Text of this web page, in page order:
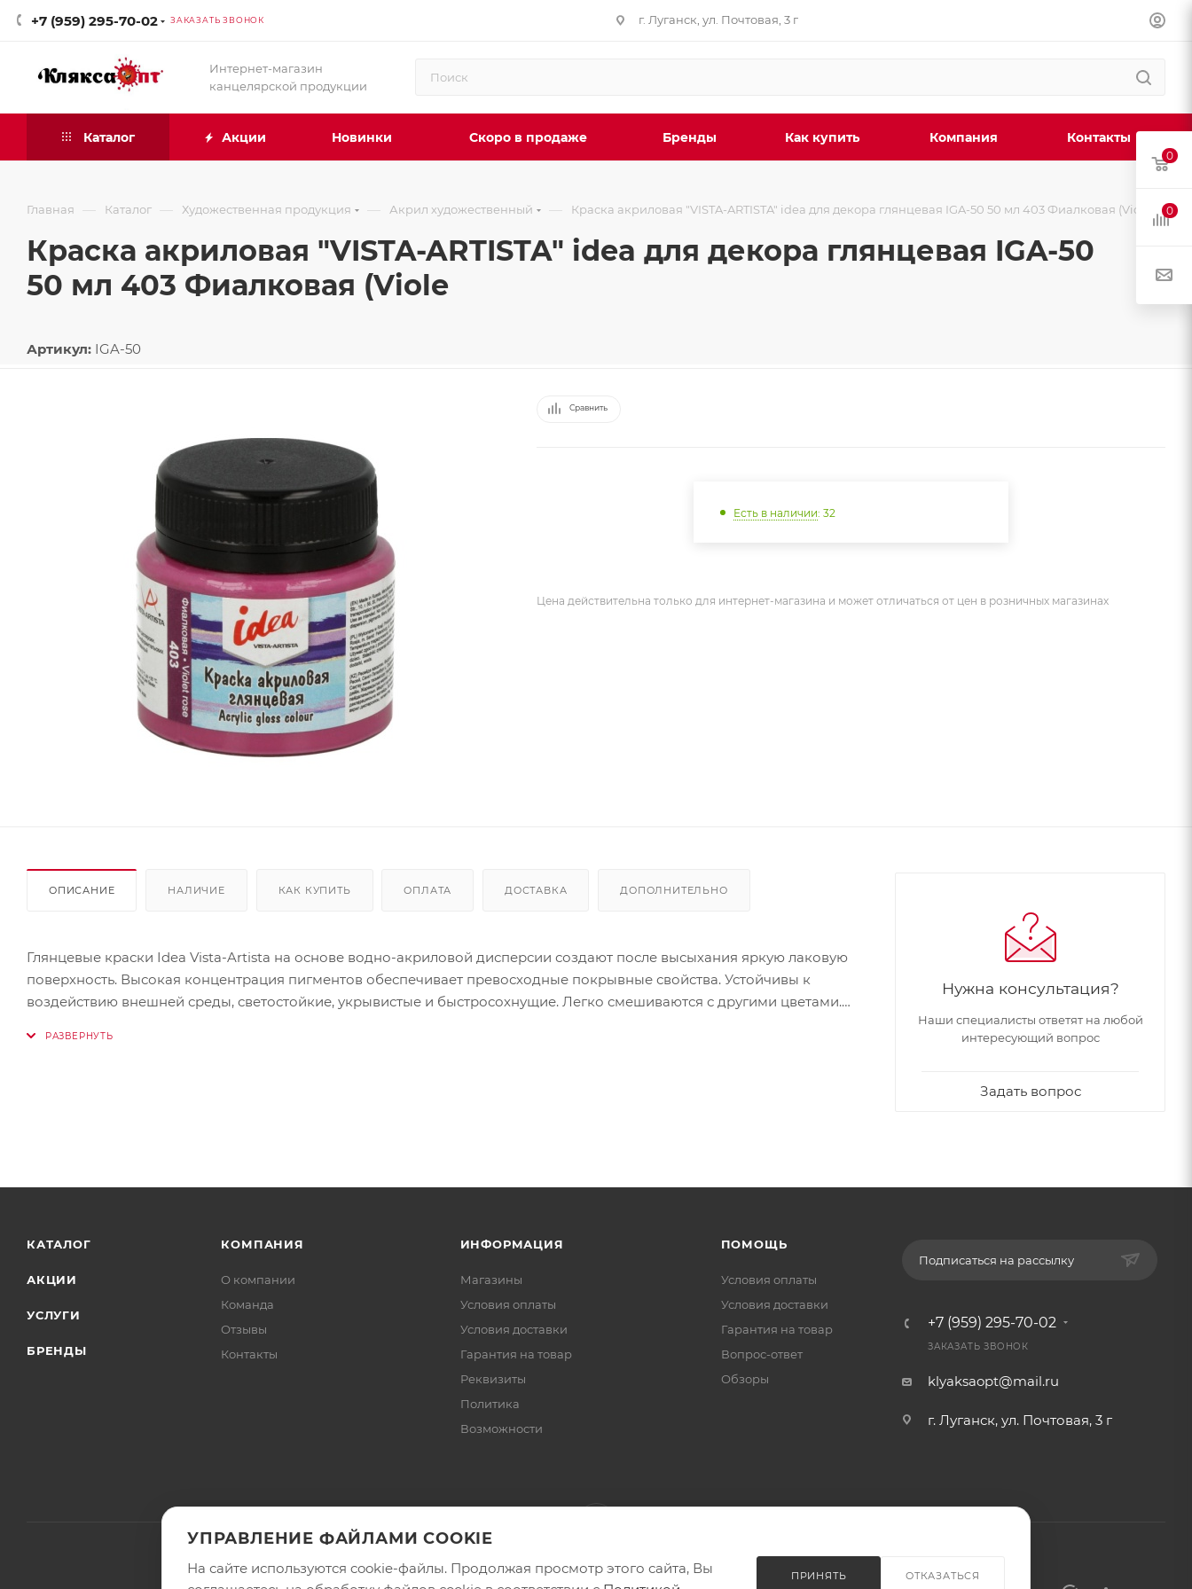
+7 (959) 295-70-02 ЗАКАЗАТЬ ЗВОНОК г. Луганск, ул. Почтовая, 3 г
Интернет-магазин
канцелярской продукции
Каталог Акции Новинки Скоро в продаже Бренды Как купить Компания Контакты
Главная — Каталог — Художественная продукция — Акрил художественный — Краска акриловая "VISTA-ARTISTA" idea для декора глянцевая IGA-50 50 мл 403 Фиалковая (Viole
Краска акриловая "VISTA-ARTISTA" idea для декора глянцевая IGA-50
50 мл 403 Фиалковая (Viole
Артикул: IGA-50
Сравнить
Есть в наличии: 32
Цена действительна только для интернет-магазина и может отличаться от цен в розничных магазинах
ОПИСАНИЕ НАЛИЧИЕ КАК КУПИТЬ ОПЛАТА ДОСТАВКА ДОПОЛНИТЕЛЬНО
Глянцевые краски Idea Vista-Artista на основе водно-акриловой дисперсии создают после высыхания яркую лаковую
поверхность. Высокая концентрация пигментов обеспечивает превосходные покрывные свойства. Устойчивы к
воздействию внешней среды, светостойкие, укрывистые и быстросохнущие. Легко смешиваются с другими цветами.
Нужна консультация?
Наши специалисты ответят на любой
интересующий вопрос
Задать вопрос
КАТАЛОГ
АКЦИИ
УСЛУГИ
БРЕНДЫ
КОМПАНИЯ
О компании
Команда
Отзывы
Контакты
ИНФОРМАЦИЯ
Магазины
Условия оплаты
Условия доставки
Гарантия на товар
Реквизиты
Политика
Возможности
ПОМОЩЬ
Условия оплаты
Условия доставки
Гарантия на товар
Вопрос-ответ
Обзоры
Подписаться на рассылку
+7 (959) 295-70-02
ЗАКАЗАТЬ ЗВОНОК
klyaksaopt@mail.ru
г. Луганск, ул. Почтовая, 3 г
0
0
УПРАВЛЕНИЕ ФАЙЛАМИ COOKIE
На сайте используются cookie-файлы. Продолжая просмотр этого сайта, Вы
ПРИНЯТЬ ОТКАЗАТЬСЯ